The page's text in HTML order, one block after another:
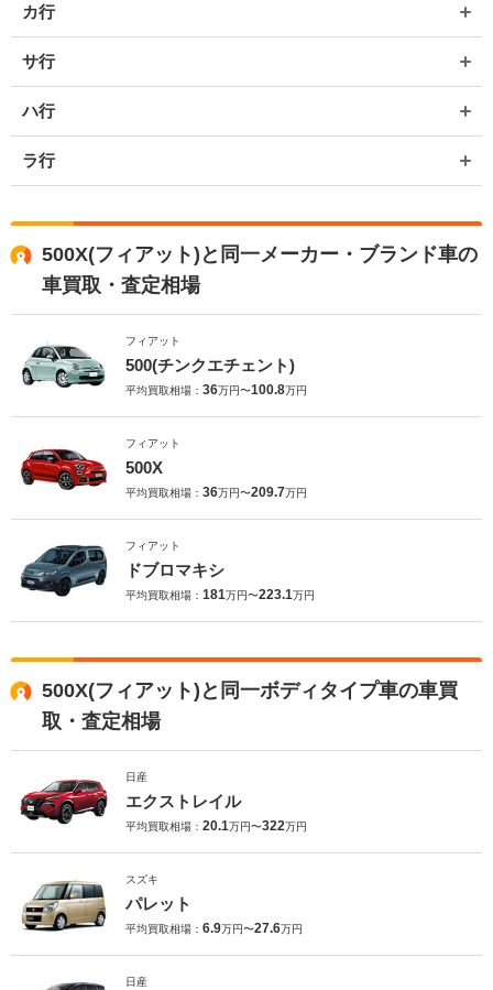
カ行
サ行
ハ行
ラ行
500X(フィアット)と同一メーカー・ブランド車の
車買取・査定相場
フィアット
500(チンクエチェント)
平均買取相場： 36万円〜100.8万円
フィアット
500X
平均買取相場： 36万円〜209.7万円
フィアット
ドブロマキシ
平均買取相場： 181万円〜223.1万円
500X(フィアット)と同一ボディタイプ車の車買
取・査定相場
日産
エクストレイル
平均買取相場： 20.1万円〜322万円
スズキ
パレット
平均買取相場： 6.9万円〜27.6万円
日産